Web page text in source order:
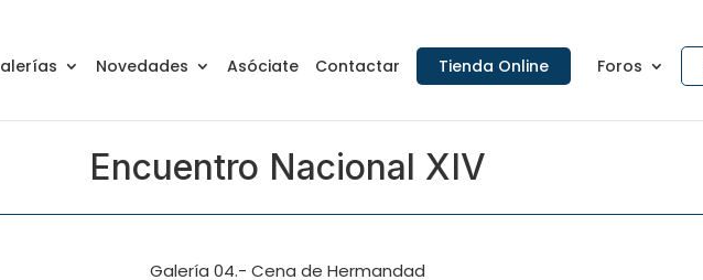
Novedades Asóciate Contactar Tienda Online Foros
Encuentro Nacional XIV
Galería 04.- Cena de Hermandad